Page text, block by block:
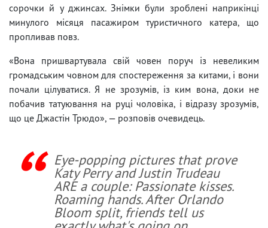
сорочки й у джинсах. Знімки були зроблені наприкінці
минулого місяця пасажиром туристичного катера, що
пропливав повз.
«Вона пришвартувала свій човен поруч із невеликим
громадським човном для спостереження за китами, і вони
почали цілуватися. Я не зрозумів, із ким вона, доки не
побачив татуювання на руці чоловіка, і відразу зрозумів,
що це Джастін Трюдо», — розповів очевидець.
Eye-popping pictures that prove
Katy Perry and Justin Trudeau
ARE a couple: Passionate kisses.
Roaming hands. After Orlando
Bloom split, friends tell us